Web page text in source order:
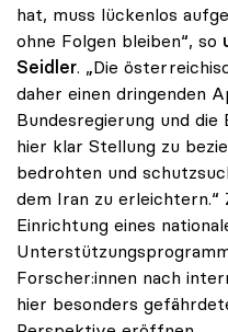
hat, muss lückenlos
ohne Folgen bleiben“, so
Seidler. „Die
daher einen dringenden
Bundesregierung und die
hier klar Stellung zu
bedrohten und
dem Iran zu
Einrichtung eines
Forscher:innen nach
hier besonders